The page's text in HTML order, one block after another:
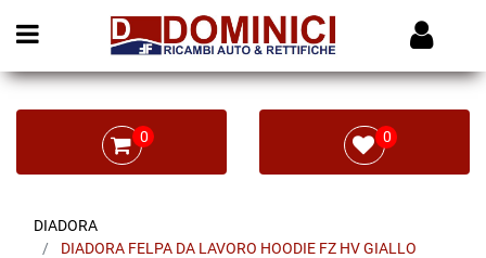
Open menu
0 0
DIADORA
DIADORA FELPA DA LAVORO HOODIE FZ HV GIALLO